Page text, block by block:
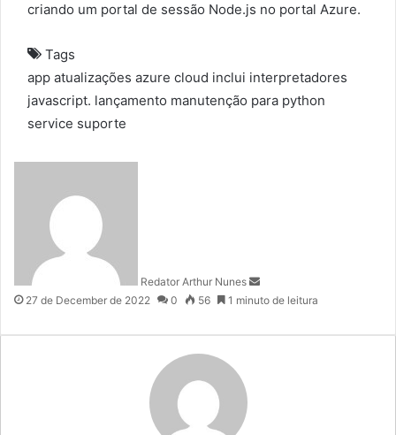
criando um portal de sessão Node.js no portal Azure.
Tags
app atualizações azure cloud inclui interpretadores
javascript. lançamento manutenção para python
service suporte
Redator Arthur Nunes
m
i
27 de December de 2022 0 56 1 minuto de leitura